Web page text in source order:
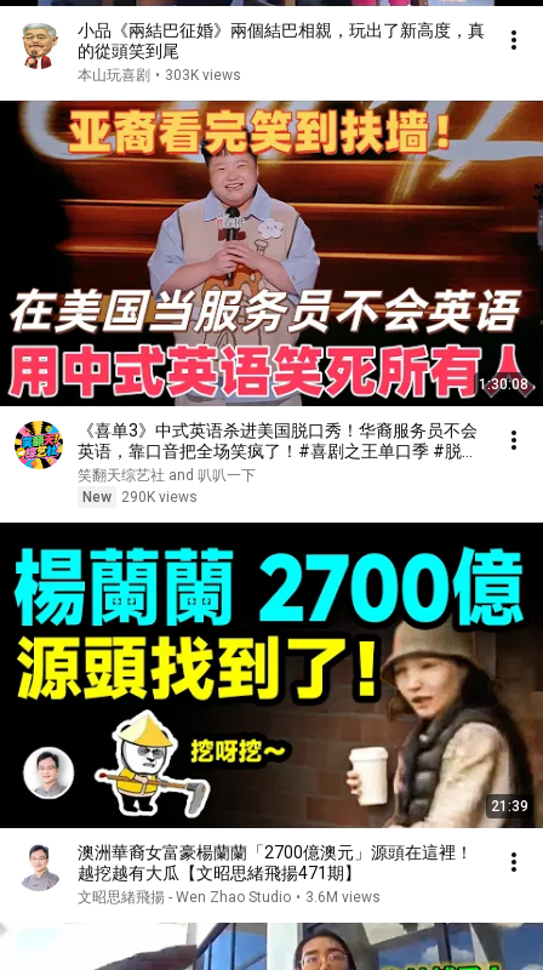
小品《兩結巴征婚》兩個結巴相親，玩出了新高度，真
的從頭笑到尾
本山玩喜剧 • 303K views
1:30:08
《喜单3》中式英语杀进美国脱口秀！华裔服务员不会
英语，靠口音把全场笑疯了！#喜剧之王单口季 #脱口
秀 #搞笑 #喜剧 #funny #综艺
笑翻天综艺社 and 叭叭一下
New
290K views
21:39
澳洲華裔女富豪楊蘭蘭「2700億澳元」源頭在這裡！
越挖越有大瓜【文昭思緒飛揚471期】
文昭思緒飛揚 - Wen Zhao Studio • 3.6M views